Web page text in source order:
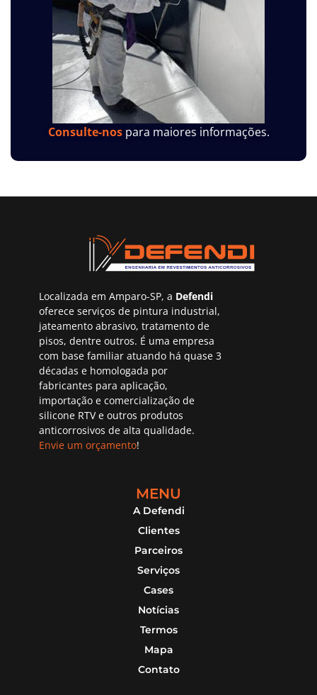
Consulte-nospara maiores informações.
Localizada em Amparo-SP, a Defendi
oferece serviços de pintura industrial,
jateamento abrasivo, tratamento de
pisos, dentre outros. É uma empresa
com base familiar atuando há quase 3
décadas e homologada por
fabricantes para aplicação,
importação e comercialização de
silicone RTV e outros produtos
anticorrosivos de alta qualidade.
Envie um orçamento!
MENU
A Defendi
Clientes
Parceiros
Serviços
Cases
Notícias
Termos
Mapa
Contato